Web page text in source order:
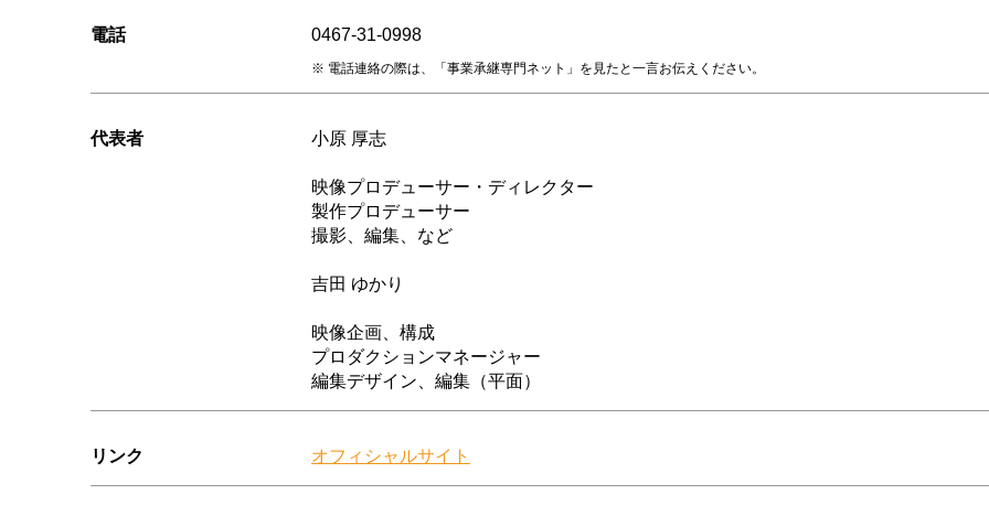
電話 0467-31-0998
電話連絡の際は、「事業承継専門ネット」を見たと一言お伝えください。
代表者 小原 厚志
映像プロデューサー・ディレクター
製作プロデューサー
撮影、編集、など
吉田 ゆかり
映像企画、構成
​プロダクションマネージャー
編集デザイン、編集（平面）
リンク オフィシャルサイト